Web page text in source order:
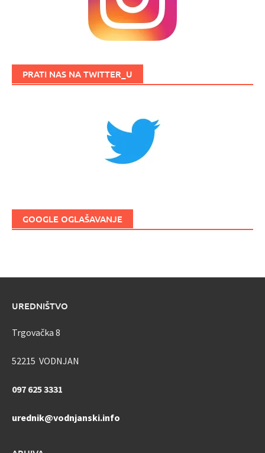
PRATI NAS NA TWITTER_U
GOOGLE OGLAŠAVANJE
UREDNIŠTVO
Trgovačka 8
52215 VODNJAN
097 625 3331
urednik@vodnjanski.info